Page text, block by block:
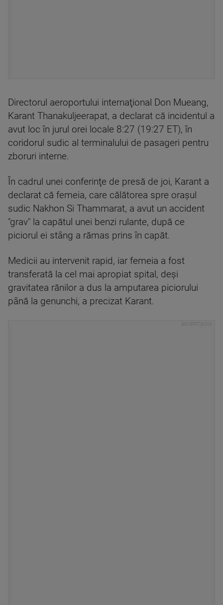
Directorul aeroportului internaţional Don Mueang,
Karant Thanakuljeerapat, a declarat că incidentul a
avut loc în jurul orei locale 8:27 (19:27 ET), în
coridorul sudic al terminalului de pasageri pentru
zboruri interne.
În cadrul unei conferinţe de presă de joi, Karant a
declarat că femeia, care călătorea spre oraşul
sudic Nakhon Si Thammarat, a avut un accident
"grav" la capătul unei benzi rulante, după ce
piciorul ei stâng a rămas prins în capăt.
Medicii au intervenit rapid, iar femeia a fost
transferată la cel mai apropiat spital, deşi
gravitatea rănilor a dus la amputarea piciorului
până la genunchi, a precizat Karant.